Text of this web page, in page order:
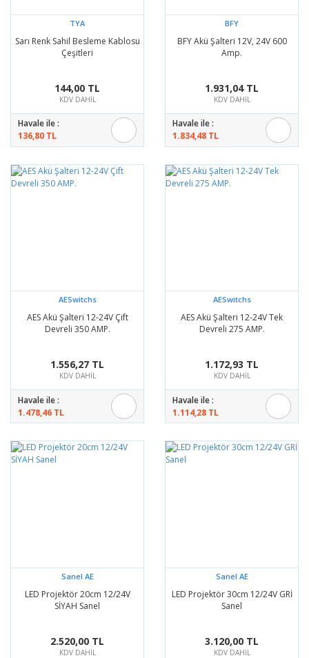
TYA
Sarı Renk Sahil Besleme Kablosu
Çeşitleri
144,00 TL
KDV DAHİL
Havale ile :
136,80 TL
BFY
BFY Akü Şalteri 12V, 24V 600
Amp.
1.931,04 TL
KDV DAHİL
Havale ile :
1.834,48 TL
AESwitchs
AES Akü Şalteri 12-24V Çift
Devreli 350 AMP.
1.556,27 TL
KDV DAHİL
Havale ile :
1.478,46 TL
AESwitchs
AES Akü Şalteri 12-24V Tek
Devreli 275 AMP.
1.172,93 TL
KDV DAHİL
Havale ile :
1.114,28 TL
Sanel AE
LED Projektör 20cm 12/24V
SİYAH Sanel
2.520,00 TL
KDV DAHİL
Sanel AE
LED Projektör 30cm 12/24V GRİ
Sanel
3.120,00 TL
KDV DAHİL